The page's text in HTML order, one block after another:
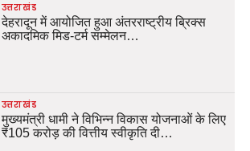
उत्तराखंड
देहरादून में आयोजित हुआ अंतरराष्ट्रीय ब्रिक्स
अकादमिक मिड-टर्म सम्मेलन…
उत्तराखंड
मुख्यमंत्री धामी ने विभिन्न विकास योजनाओं के लिए
₹105 करोड़ की वित्तीय स्वीकृति दी…